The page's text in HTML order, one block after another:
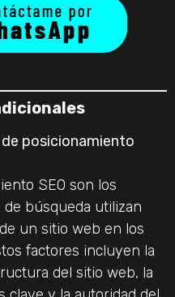
posicionamiento
SEO son los
búsqueda utilizan
un sitio web en los
factores incluyen la
del sitio web, la